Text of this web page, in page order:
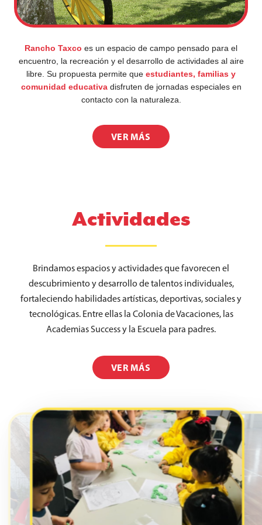
Rancho Taxco es un espacio de campo pensado para el
encuentro, la recreación y el desarrollo de actividades al aire
libre. Su propuesta permite que estudiantes, familias y
comunidad educativadisfruten de jornadas especiales en
contacto con la naturaleza.
VER MÁS
Actividades
Brindamos espacios y actividades que favorecen el
descubrimiento y desarrollo de talentos individuales,
fortaleciendo habilidades artísticas, deportivas, sociales y
tecnológicas. Entre ellas la Colonia de Vacaciones, las
Academias Success y la Escuela para padres.
VER MÁS